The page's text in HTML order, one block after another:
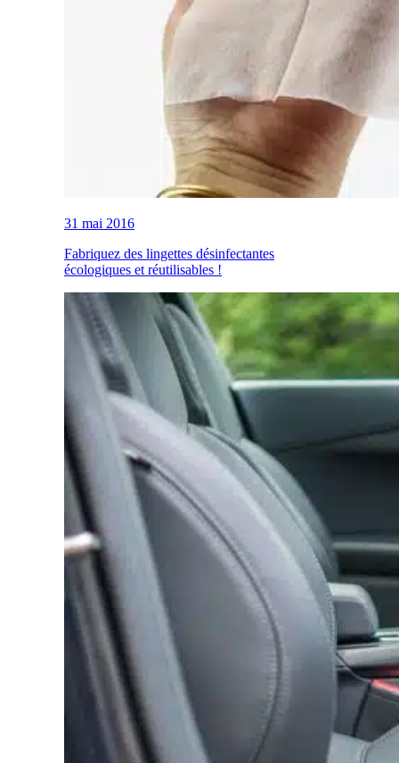
31 mai 2016
Fabriquez des lingettes désinfectantes
écologiques et réutilisables !